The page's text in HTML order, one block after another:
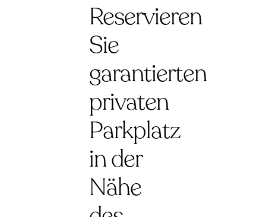
Reservieren
Sie
garantierten
privaten
Parkplatz
in der
Nähe